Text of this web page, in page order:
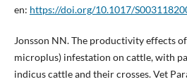
en: https://doi.org/10.1017/
Jonsson NN. The productivity effects
microplus) infestation on cattle, with
indicus cattle and their crosses. Vet